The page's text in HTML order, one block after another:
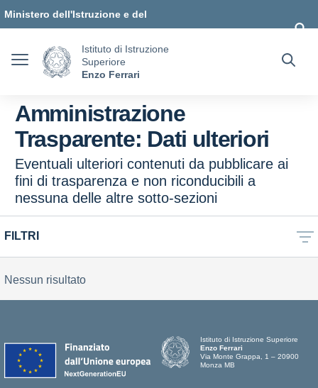
Ministero dell'Istruzione e del
Istituto di Istruzione
Superiore
Enzo Ferrari
Amministrazione
Trasparente: Dati ulteriori
Eventuali ulteriori contenuti da pubblicare ai
fini di trasparenza e non riconducibili a
nessuna delle altre sotto-sezioni
FILTRI
Nessun risultato
Istituto di Istruzione Superiore
Enzo Ferrari
Via Monte Grappa, 1 – 20900
Monza MB